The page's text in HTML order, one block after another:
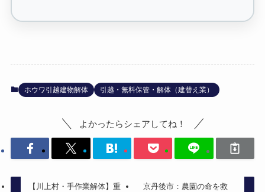
ホウワ引越建物解体 引越・無料保管・解体（建替え業）
よかったらシェアしてね！
【川上村・手作業解体】重
京丹後市：農園の命を救